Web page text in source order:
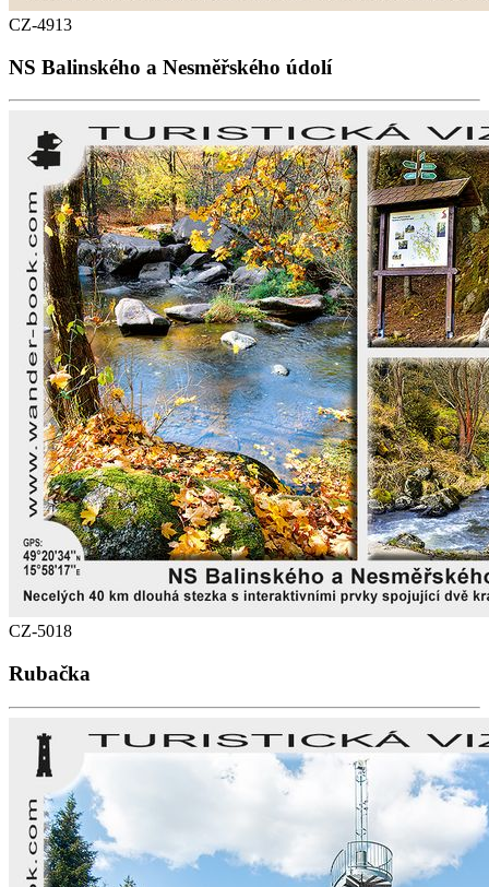
CZ-4913
NS Balinského a Nesměřského údolí
CZ-5018
Rubačka